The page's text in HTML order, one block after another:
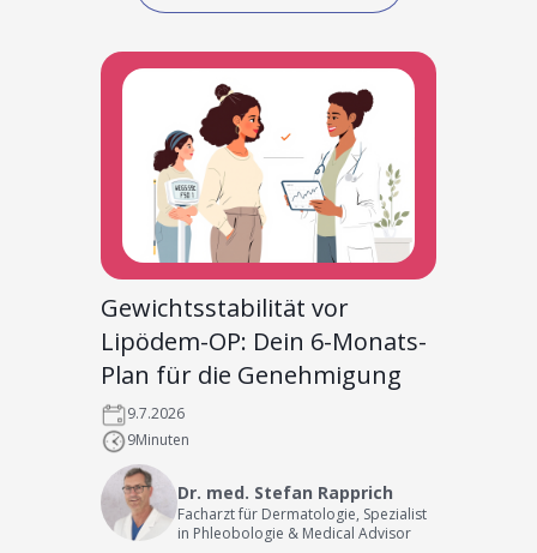
Gewichtsstabilität vor
Lipödem-OP: Dein 6-Monats-
Plan für die Genehmigung
9.7.2026
9Minuten
Dr. med. Stefan Rapprich
Facharzt für Dermatologie, Spezialist
in Phleobologie & Medical Advisor